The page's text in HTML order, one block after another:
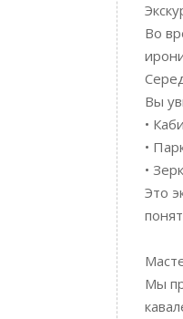
Во
Вы
•
•
•
Это
Мы